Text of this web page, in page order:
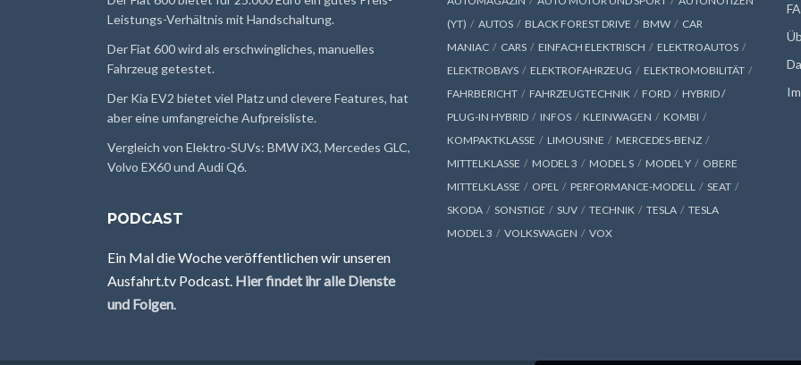
Leistungs-Verhältnis mit Handschaltung.
Der Fiat 600 wird als erschwingliches, manuelles
Fahrzeug getestet.
Der Kia EV2 bietet viel Platz und clevere Features, hat
aber eine umfangreiche Aufpreisliste.
Vergleich von Elektro-SUVs: BMW iX3, Mercedes GLC,
Volvo EX60 und Audi Q6.
PODCAST
Ein Mal die Woche veröffentlichen wir unseren
Ausfahrt.tv Podcast. Hier findet ihr alle Dienste
und Folgen
(YT)
AUTOS BLACK FOREST DRIVE BMW
CAR
MANIAC
CARS EINFACH ELEKTRISCH
ELEKTROAUTOS
ELEKTROBAYS
ELEKTROFAHRZEUG
ELEKTROMOBILITÄT
FAHRBERICHT
FAHRZEUGTECHNIK FORD
HYBRID /
PLUG-IN HYBRID
INFOS KLEINWAGEN
KOMBI
KOMPAKTKLASSE
LIMOUSINE
MERCEDES-BENZ
MITTELKLASSE
MODEL 3 MODEL S MODEL Y
OBERE
MITTELKLASSE
OPEL PERFORMANCE-MODELL
SEAT
SKODA
SONSTIGE SUV TECHNIK TESLA
TESLA
MODEL 3
VOLKSWAGEN VOX